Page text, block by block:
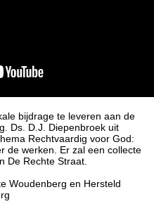
bijdrage te leveren aan de
Ds. D.J. Diepenbroek uit
Rechtvaardig voor God:
de werken. Er zal een collecte
De Rechte Straat.
Woudenberg en Hersteld